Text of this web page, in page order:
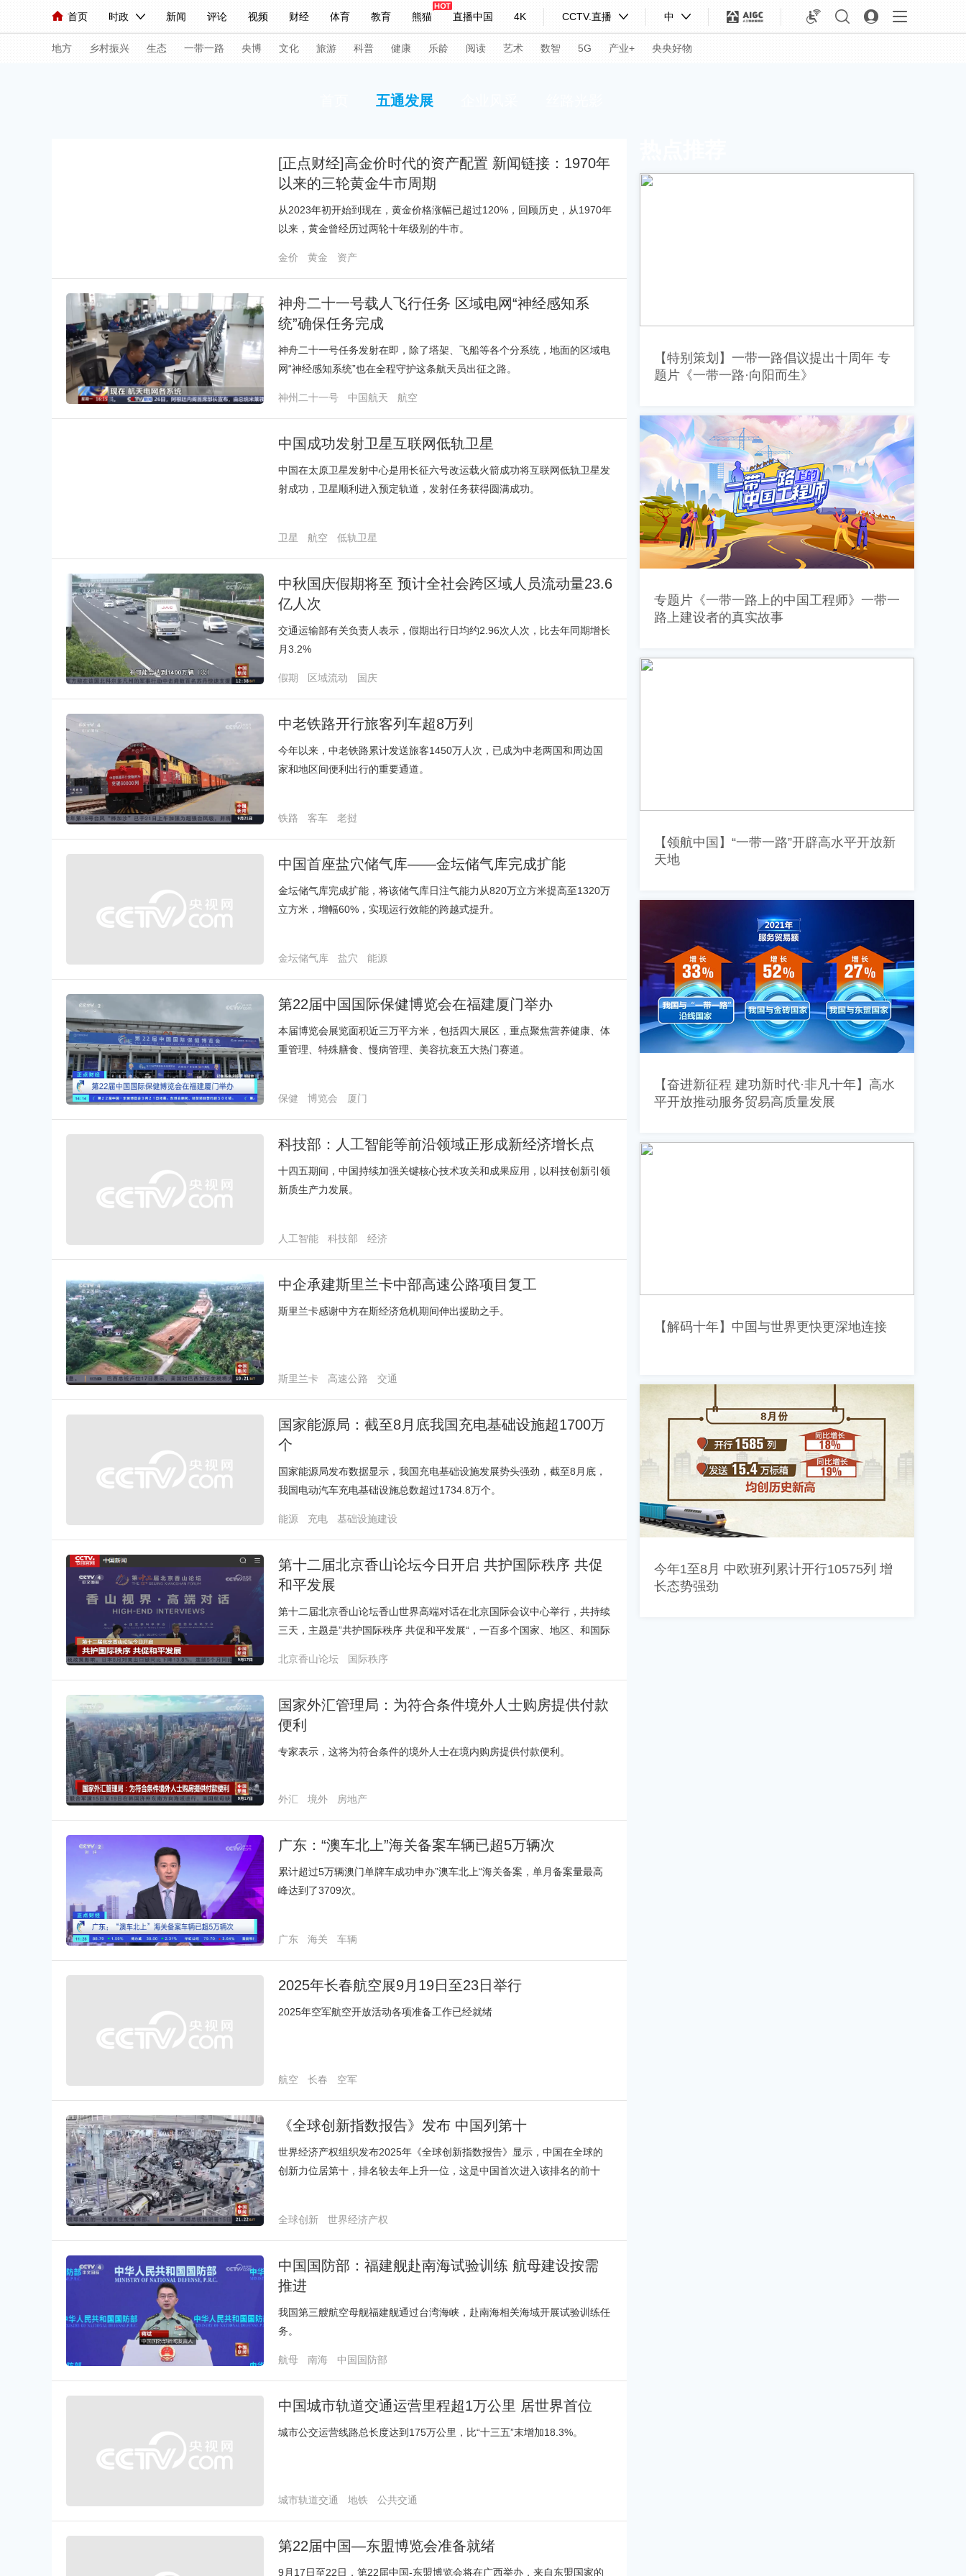
首页 时政 新闻 评论 视频 财经 体育 教育 熊猫 直播中国 4K CCTV.直播 中
人民领袖习近平 联播+ 中国领导人 央视快评 习式妙语 热解读 天天学习
直播 栏目大全 节目单 听音 微视频 主持人 下载央视影音
海外频道 iPanda English Монгол
地方 乡村振兴 生态 一带一路 央博 文化 旅游 科普 健康 乐龄 阅读 艺术 数智 5G 产业+ 央央好物
国家大剧院
军事 科技 法治 文娱 人物 公益 图片
天天学习 习式妙语 央视快评
直播中国 熊猫频道 VR/AR 4K专区
VIP会员 CCTV奥林匹克频道 生活体育大会 体育江湖 文化体育 冰雪道路 足球道路
财经 教育 乡村振兴 生态环境 一带一路 央博 非遗 文化 旅游 科普 健康 乐龄
大国智造 大国展会 大国保险 云顶对话 云起 超级工厂 智敬中国 全民健康 时尚 天气 才艺 网展 央央好物
栏目 片库 热播榜 总台企业白名单
五通发展
[正点财经]高金价时代的资产配置 新闻链接：1970年
以来的三轮黄金牛市周期
从2023年初开始到现在，黄金价格涨幅已超过120%，回顾历史，从1970年
以来，黄金曾经历过两轮十年级别的牛市。
金价 黄金 资产
神舟二十一号载人飞行任务 区域电网“神经感知系
统”确保任务完成
神舟二十一号任务发射在即，除了塔架、飞船等各个分系统，地面的区域电
网“神经感知系统”也在全程守护这条航天员出征之路。
神州二十一号 中国航天 航空
中国成功发射卫星互联网低轨卫星
中国在太原卫星发射中心是用长征六号改运载火箭成功将互联网低轨卫星发
射成功，卫星顺利进入预定轨道，发射任务获得圆满成功。
卫星 航空 低轨卫星
中秋国庆假期将至 预计全社会跨区域人员流动量23.6
亿人次
交通运输部有关负责人表示，假期出行日均约2.96次人次，比去年同期增长
月3.2%
假期 区域流动 国庆
中老铁路开行旅客列车超8万列
今年以来，中老铁路累计发送旅客1450万人次，已成为中老两国和周边国
家和地区间便利出行的重要通道。
铁路 客车 老挝
中国首座盐穴储气库——金坛储气库完成扩能
金坛储气库完成扩能，将该储气库日注气能力从820万立方米提高至1320万
立方米，增幅60%，实现运行效能的跨越式提升。
金坛储气库 盐穴 能源
第22届中国国际保健博览会在福建厦门举办
本届博览会展览面积近三万平方米，包括四大展区，重点聚焦营养健康、体
重管理、特殊膳食、慢病管理、美容抗衰五大热门赛道。
保健 博览会 厦门
科技部：人工智能等前沿领域正形成新经济增长点
十四五期间，中国持续加强关键核心技术攻关和成果应用，以科技创新引领
新质生产力发展。
人工智能 科技部 经济
中企承建斯里兰卡中部高速公路项目复工
斯里兰卡感谢中方在斯经济危机期间伸出援助之手。
斯里兰卡 高速公路 交通
国家能源局：截至8月底我国充电基础设施超1700万
个
国家能源局发布数据显示，我国充电基础设施发展势头强劲，截至8月底，
我国电动汽车充电基础设施总数超过1734.8万个。
能源 充电 基础设施建设
第十二届北京香山论坛今日开启 共护国际秩序 共促
和平发展
第十二届北京香山论坛香山世界高端对话在北京国际会议中心举行，共持续
三天，主题是”共护国际秩序 共促和平发展“，一百多个国家、地区、和国际
北京香山论坛
国际秩序
和平发展
国家外汇管理局：为符合条件境外人士购房提供付款
便利
专家表示，这将为符合条件的境外人士在境内购房提供付款便利。
外汇 境外 房地产
广东：“澳车北上”海关备案车辆已超5万辆次
累计超过5万辆澳门单牌车成功申办”澳车北上“海关备案，单月备案量最高
峰达到了3709次。
广东 海关 车辆
2025年长春航空展9月19日至23日举行
2025年空军航空开放活动各项准备工作已经就绪
航空 长春 空军
《全球创新指数报告》发布 中国列第十
世界经济产权组织发布2025年《全球创新指数报告》显示，中国在全球的
创新力位居第十，排名较去年上升一位，这是中国首次进入该排名的前十
全球创新
世界经济产权
新兴经济体
中国国防部：福建舰赴南海试验训练 航母建设按需
推进
我国第三艘航空母舰福建舰通过台湾海峡，赴南海相关海域开展试验训练任
务。
航母 南海 中国国防部
中国城市轨道交通运营里程超1万公里 居世界首位
城市公交运营线路总长度达到175万公里，比“十三五”末增加18.3%。
城市轨道交通 地铁 公共交通
第22届中国—东盟博览会准备就绪
9月17日至22日，第22届中国-东盟博览会将在广西举办，来自东盟国家的
【特别策划】一带一路倡议提出十周年 专
题片《一带一路·向阳而生》
专题片《一带一路上的中国工程师》一带一
路上建设者的真实故事
【领航中国】“一带一路”开辟高水平开放新
天地
【奋进新征程 建功新时代·非凡十年】高水
平开放推动服务贸易高质量发展
【解码十年】中国与世界更快更深地连接
今年1至8月 中欧班列累计开行10575列 增
长态势强劲